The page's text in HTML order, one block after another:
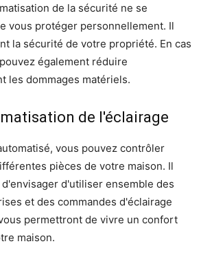
de la sécurité ne se
vous protéger personnellement. Il
la sécurité de votre propriété. En cas
également réduire
les dommages matériels.
de l'éclairage
vous pouvez contrôler
pièces de votre maison. Il
d'utiliser ensemble des
et des commandes d'éclairage
permettront de vivre un confort
maison.